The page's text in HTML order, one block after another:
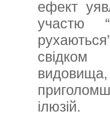
ефект
участю
ілюзій.